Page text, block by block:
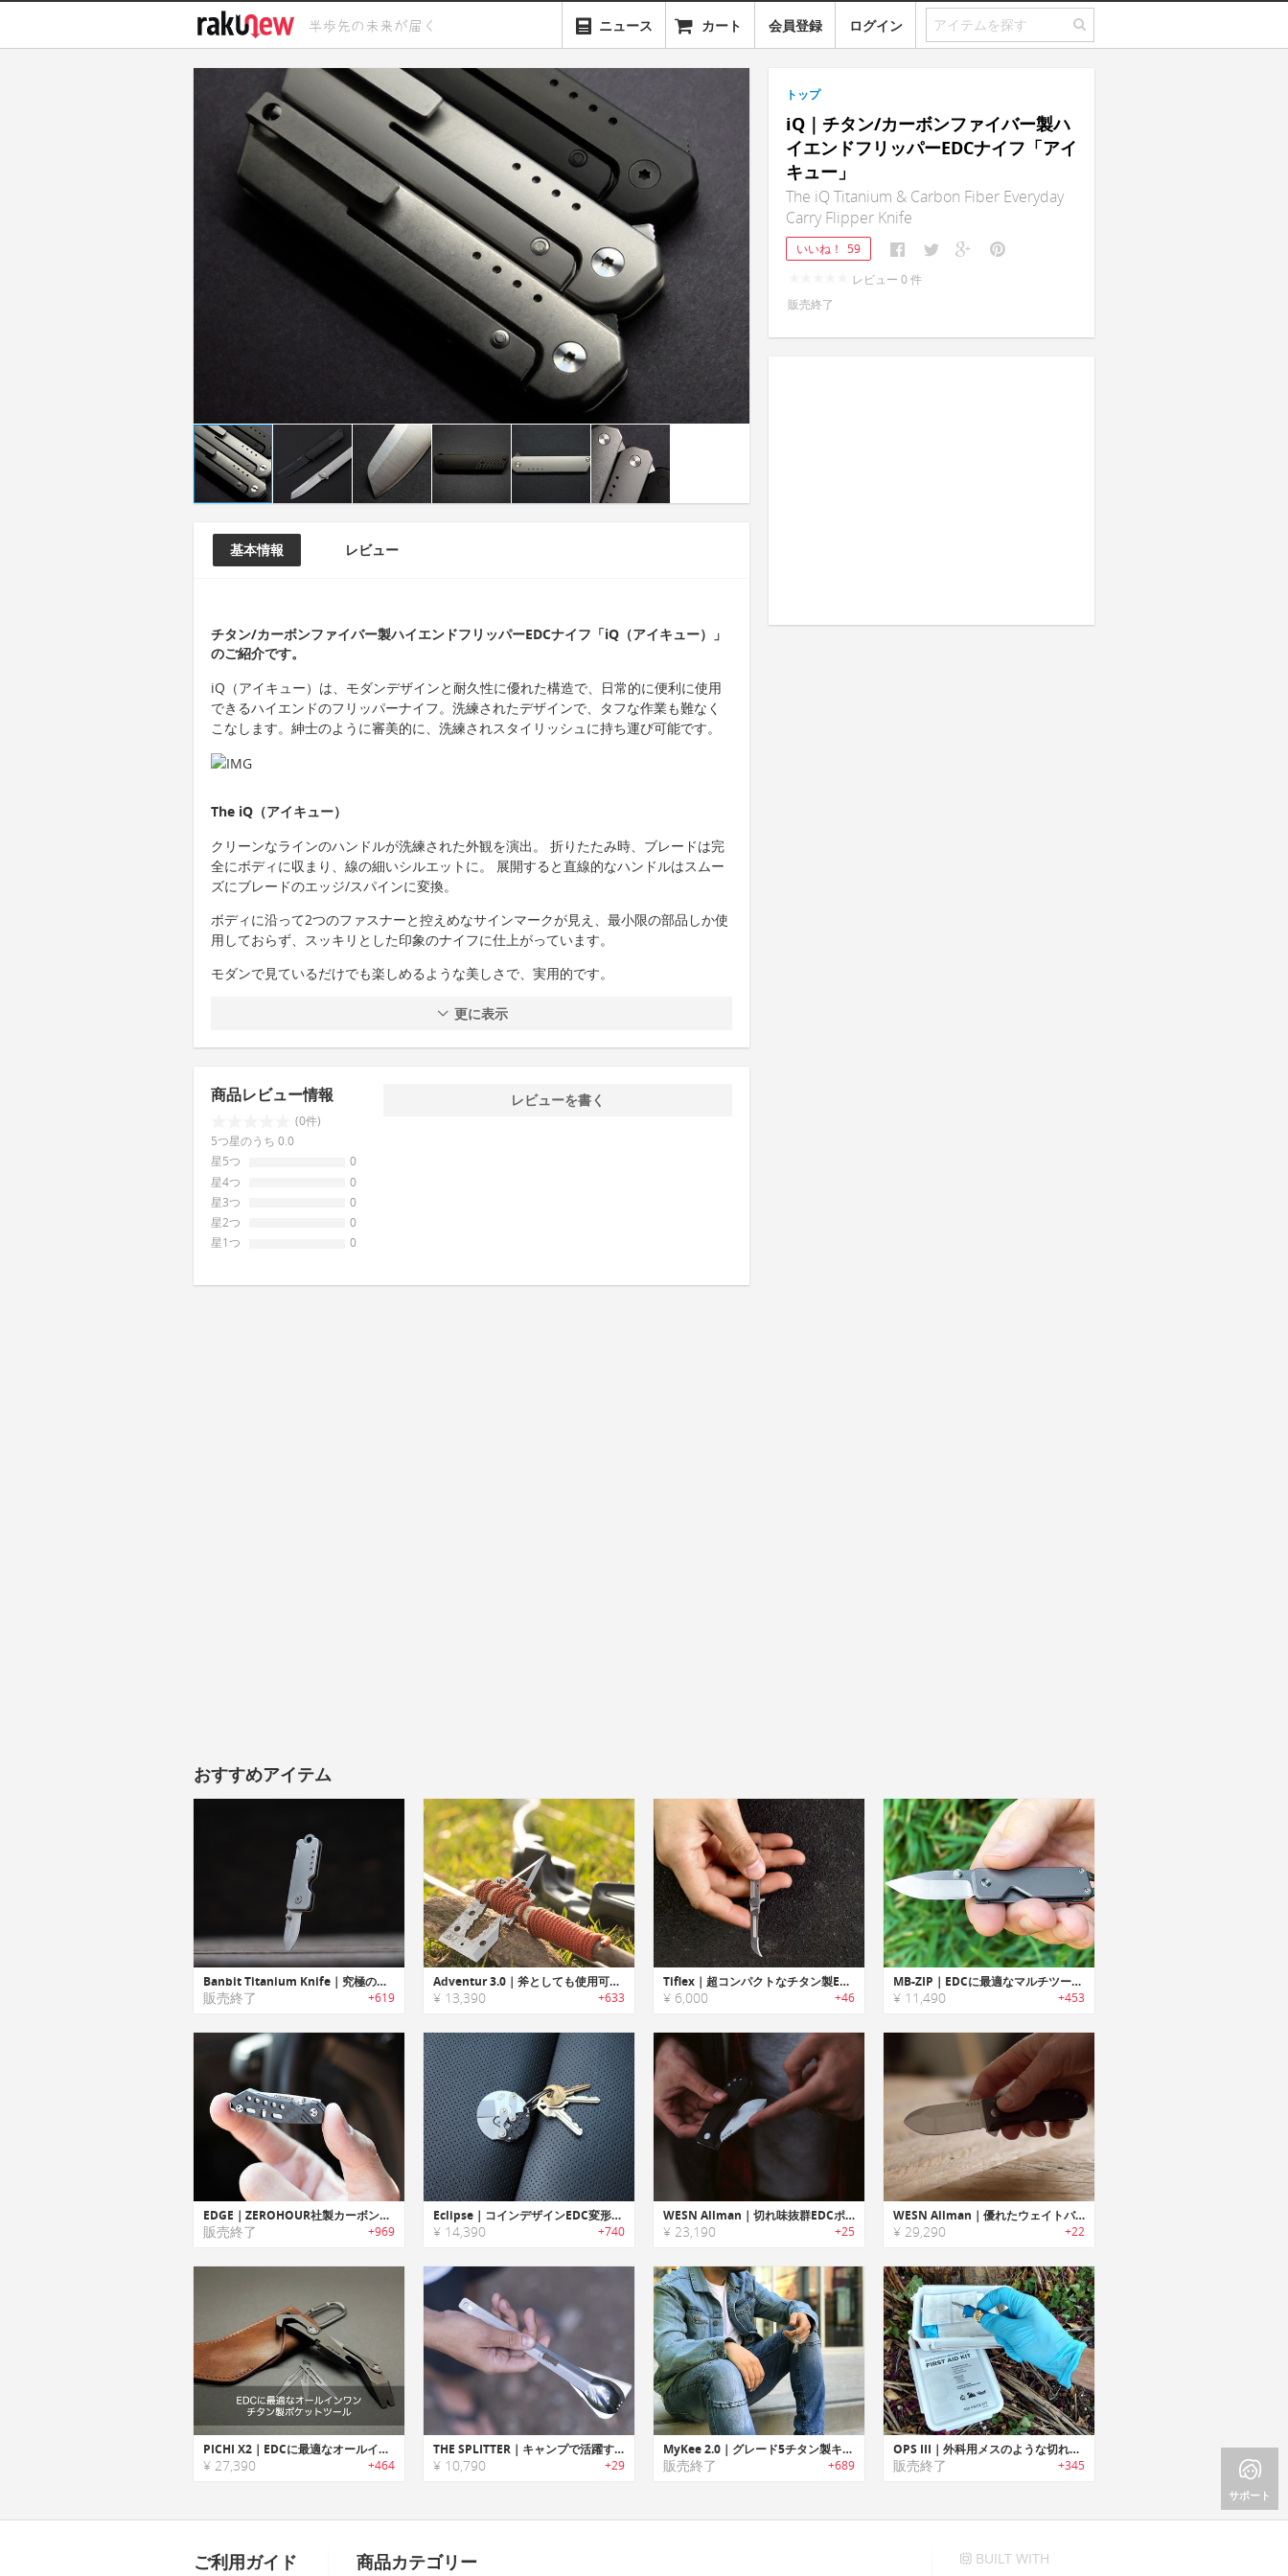
ニュース カート 会員登録 ログイン
基本情報 レビュー
チタン/カーボンファイバー製ハイエンドフリッパーEDCナイフ「iQ（アイキュー）」
のご紹介です。
iQ（アイキュー）は、モダンデザインと耐久性に優れた構造で、日常的に便利に使用
できるハイエンドのフリッパーナイフ。洗練されたデザインで、タフな作業も難なく
こなします。紳士のように審美的に、洗練されスタイリッシュに持ち運び可能です。
The iQ（アイキュー）
クリーンなラインのハンドルが洗練された外観を演出。 折りたたみ時、ブレードは完
全にボディに収まり、線の細いシルエットに。 展開すると直線的なハンドルはスムー
ズにブレードのエッジ/スパインに変換。
ボディに沿って2つのファスナーと控えめなサインマークが見え、最小限の部品しか使
用しておらず、スッキリとした印象のナイフに仕上がっています。
モダンで見ているだけでも楽しめるような美しさで、実用的です。
更に表示
商品レビュー情報
(0件)
5つ星のうち 0.0
星5つ
0
星4つ
0
星3つ
0
星2つ
0
星1つ
0
レビューを書く
トップ
iQ｜チタン/カーボンファイバー製ハ
イエンドフリッパーEDCナイフ「アイ
キュー」
The iQ Titanium & Carbon Fiber Everyday
Carry Flipper Knife
いいね！ 59
レビュー 0 件
販売終了
おすすめアイテム
Banbit Titanium Knife｜究極のチタン製キーチェーンナイフ「バンディッド」
販売終了 +619
Adventur 3.0｜斧としても使用可能なクレジットカードサイズサバイバルマルチツール「アドベンチャー3.0」
¥ 13,390 +633
Tiflex｜超コンパクトなチタン製EDCナイフ
¥ 6,000 +46
MB-ZIP｜EDCに最適なマルチツール機能搭載チタン製キーチェーンナイフ「MBジップ」
¥ 11,490 +453
EDGE｜ZEROHOUR社製カーボンファイバーEDCポケットナイフ「エッジ」
販売終了 +969
Eclipse｜コインデザインEDC変形ナイフ「イクリプス」
¥ 14,390 +740
WESN Allman｜切れ味抜群EDCポケットナイフ「オールマン」
¥ 23,190 +25
WESN Allman｜優れたウェイトバランス/デザインの多機能EDCポケットナイフ「オールマン」
¥ 29,290 +22
PICHI X2｜EDCに最適なオールインワンチタン製ポケットツール
¥ 27,390 +464
THE SPLITTER｜キャンプで活躍する多機能チタン製ユーテンシル「スプリッター」
¥ 10,790 +29
MyKee 2.0｜グレード5チタン製キー型マルチツール「マイキー2.0」
販売終了 +689
OPS III｜外科用メスのような切れ味のコンパクトポケットナイフ「オプススリー」
販売終了 +345
サポート
ご利用ガイド 商品カテゴリー BUILT WITH